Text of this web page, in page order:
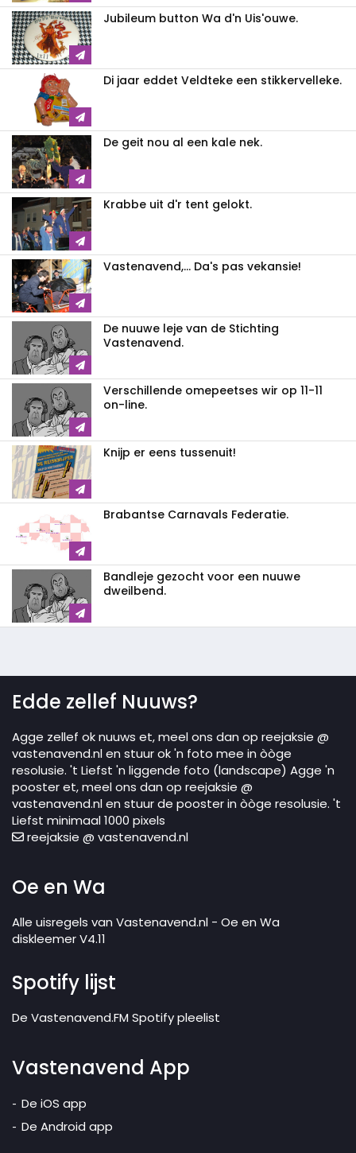
Jubileum button Wa d'n Uis'ouwe.
Di jaar eddet Veldteke een stikkervelleke.
De geit nou al een kale nek.
Krabbe uit d'r tent gelokt.
Vastenavend,... Da's pas vekansie!
De nuuwe leje van de Stichting
Vastenavend.
Verschillende omepeetses wir op 11-11
on-line.
Knijp er eens tussenuit!
Brabantse Carnavals Federatie.
Bandleje gezocht voor een nuuwe
dweilbend.
Edde zellef Nuuws?
Agge zellef ok nuuws et, meel ons dan op reejaksie @
vastenavend.nl en stuur ok 'n foto mee in òòge
resolusie. 't Liefst 'n liggende foto (landscape) Agge 'n
pooster et, meel ons dan op reejaksie @
vastenavend.nl en stuur de pooster in òòge resolusie. 't
Liefst minimaal 1000 pixels
reejaksie @ vastenavend.nl
Oe en Wa
Alle uisregels van Vastenavend.nl - Oe en Wa
diskleemer V4.11
Spotify lijst
De Vastenavend.FM Spotify pleelist
Vastenavend App
De iOS app
De Android app